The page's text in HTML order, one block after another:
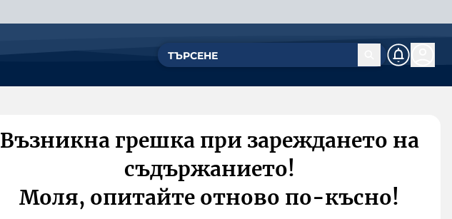
Възникна грешка при зареждането на
съдържанието!
Моля, опитайте отново по-късно!